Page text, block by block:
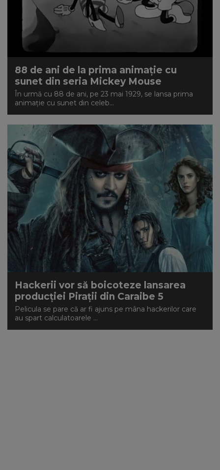
88 de ani de la prima animație cu
sunet din seria Mickey Mouse
În urmă cu 88 de ani, pe 23 mai 1929, se lansa prima
animație cu sunet din celeb...
Hackerii vor să boicoteze lansarea
producţiei Piraţii din Caraibe 5
Pelicula se pare că ar fi ajuns pe mâna hackerilor care
au spart calculatoarele ...